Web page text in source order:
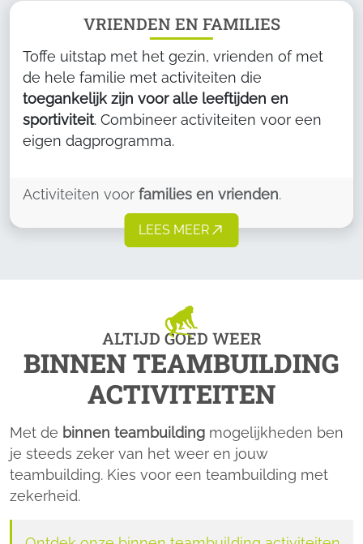
VRIENDEN EN FAMILIES
Toffe uitstap met het gezin, vrienden of met
de hele familie met activiteiten die
toegankelijk zijn voor alle leeftijden en
sportiviteit. Combineer activiteiten voor een
eigen dagprogramma.
Activiteiten voor families en vrienden.
LEES MEER
ALTIJD GOED WEER
BINNEN TEAMBUILDING
ACTIVITEITEN
Met de binnen teambuilding mogelijkheden ben
je steeds zeker van het weer en jouw
teambuilding. Kies voor een teambuilding met
zekerheid.